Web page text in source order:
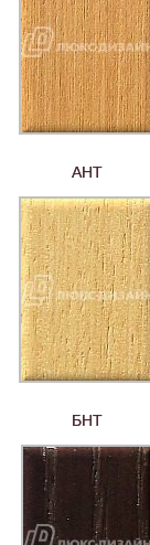
АНТ
БНТ